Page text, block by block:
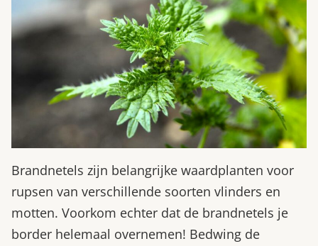
Brandnetels zijn belangrijke waardplanten voor
rupsen van verschillende soorten vlinders en
motten. Voorkom echter dat de brandnetels je
border helemaal overnemen! Bedwing de